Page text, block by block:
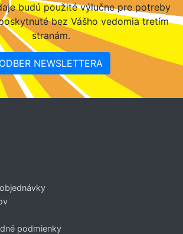
budú použité výlučne pre potreby
bez Vášho vedomia tretím
stranám.
ODBER NEWSLETTERA
podmienky